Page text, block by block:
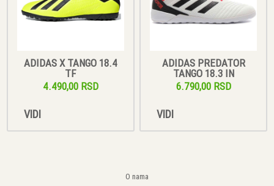
ADIDAS X TANGO 18.4
TF
4.490,00 RSD
VIDI
ADIDAS PREDATOR
TANGO 18.3 IN
6.790,00 RSD
VIDI
O nama